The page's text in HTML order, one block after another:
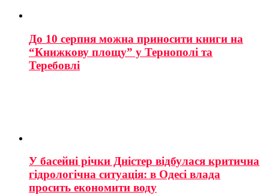
До 10 серпня можна приносити книги на
“Книжкову площу” у Тернополі та
Теребовлі
У басейні річки Дністер відбулася критична
гідрологічна ситуація: в Одесі влада
просить економити воду